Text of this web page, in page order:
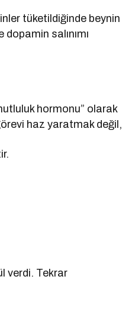
tüketildiğinde beynin
salınımı
hormonu” olarak
haz yaratmak değil,
verdi. Tekrar